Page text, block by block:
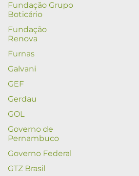
Fundação Grupo
Boticário
Fundação
Renova
Furnas
Galvani
GEF
Gerdau
GOL
Governo de
Pernambuco
Governo Federal
GTZ Brasil